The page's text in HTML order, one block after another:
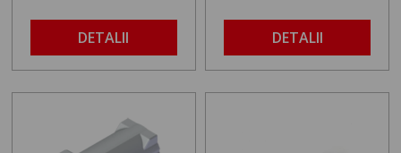
DETALII DETALII